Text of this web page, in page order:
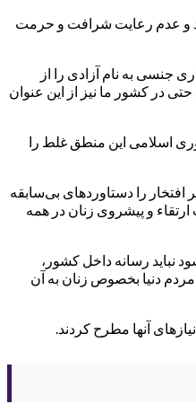
مرد و عدم رعایت شرافت و حرمت
جنسی به نام آزادی را از
در کشور ما نیز از این عنوان
اسلامی این منطق غلط را
را دستاوردهای بی‌سابقه
و پیشروی زنان در همه
نباید رسانه داخل کشور،
دنیا بخصوص زنان به آن
آنها مطرح کردند.